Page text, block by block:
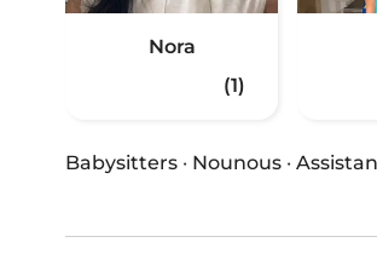
Nora
(1)
Babysitters · Nounous ·